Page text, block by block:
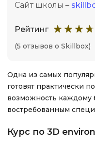
Сайт школы –
Рейтинг
(5 отзывов о Skillbox)
Одна из самых
готовят практически
возможность каждому
востребованным
Курс по 3D